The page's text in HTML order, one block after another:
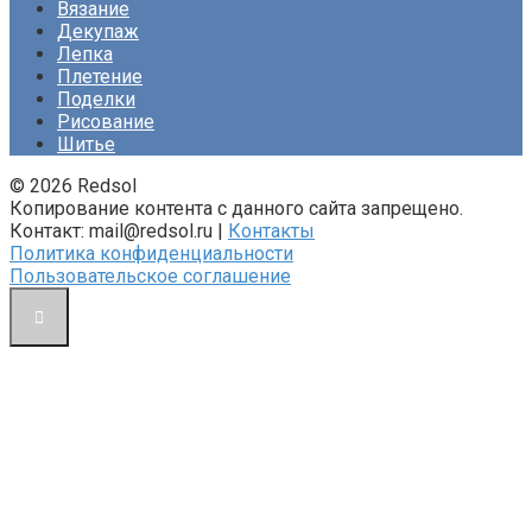
Вязание
Декупаж
Лепка
Плетение
Поделки
Рисование
Шитье
© 2026 Redsol
Копирование контента с данного сайта запрещено.
Контакт: mail@redsol.ru |
Контакты
Политика конфиденциальности
Пользовательское соглашение